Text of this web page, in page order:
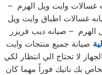
غسالات وايت ويل الهرم –
غسالات اطباق وايت ويل
الهرم – صيانه ديب فريزر
صيانة جميع منتجات وايت
لا تحتاج الي انتظار لكي
بك ناتيك فوراً مهما كان